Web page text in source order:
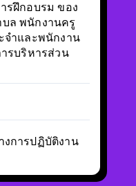
รฝึกอบรม ของ
ล พนักงานครู
จำและพนักงาน
รบริหารส่วน
การปฏิบัติงาน